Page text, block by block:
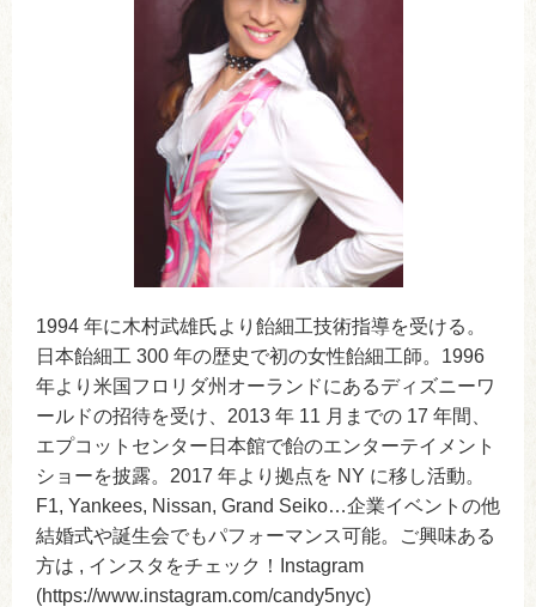
1994 年に木村武雄氏より飴細工技術指導を受ける。
日本飴細工 300 年の歴史で初の女性飴細工師。1996
年より米国フロリダ州オーランドにあるディズニーワ
ールドの招待を受け、2013 年 11 月までの 17 年間、
エプコットセンター日本館で飴のエンターテイメント
ショーを披露。2017 年より拠点を NY に移し活動。
F1, Yankees, Nissan, Grand Seiko…企業イベントの他
結婚式や誕生会でもパフォーマンス可能。ご興味ある
方は , インスタをチェック！Instagram
(https://www.instagram.com/candy5nyc)